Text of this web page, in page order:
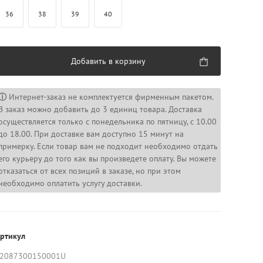
36 38 39 40
Добавить в корзину
Интернет-заказ не комплектуется фирменным пакетом.
заказ можно добавить до 3 единиц товара. Доставка
только с понедельника по пятницу, с 10.00
18.00. При доставке вам доступно 15 минут на
Если товар вам не подходит необходимо отдать
курьеру до того как вы произведете оплату. Вы можете
от всех позиций в заказе, но при этом
оплатить услугу доставки.